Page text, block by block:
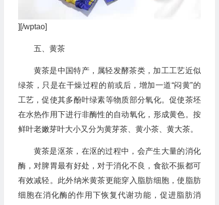
][/wptao]
五、黄茶
黄茶是中国特产，属轻发酵茶类，加工工艺近似
绿茶，只是在干燥过程的前或后，增加一道“闷黄”的
工艺，促使其多酚叶绿素等物质部分氧化。促使茶坯
在水热作用下进行非酶性的自动氧化，形成黄色。按
鲜叶老嫩芽叶大小又分为黄芽茶、黄小茶、黄大茶。
黄茶是沤茶，在沤的过程中，会产生大量的消化
酶，对脾胃最有好处，对于消化不良，食欲不振都可
有效减轻。此外纳米黄茶更能穿入脂肪细胞，使脂肪
细胞在消化酶的作用下恢复代谢功能，促进脂肪消